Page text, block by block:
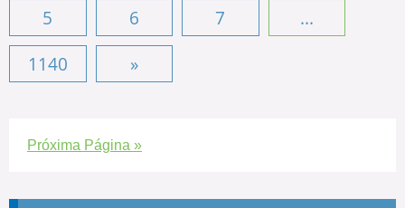
5
6 7
...
1140
»
Próxima Página »